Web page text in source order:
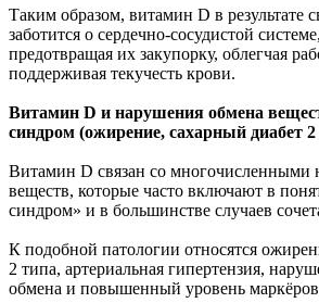
Таким образом, витамин D в результате
заботится о сердечно-сосудистой
предотвращая их закупорку, облегчая
поддерживая текучесть крови.
Витамин D и нарушения обмена
синдром (ожирение, сахарный диабет 2
Витамин D связан со многочисленными
веществ, которые часто включают в
синдром» и в большинстве случаев
К подобной патологии относятся
2 типа, артериальная гипертензия,
обмена и повышенный уровень маркёров